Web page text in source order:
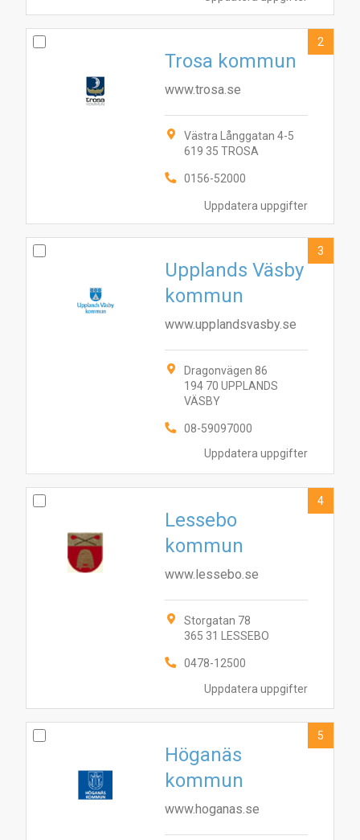
Uppdatera uppgifter
Trosa kommun
www.trosa.se
Västra Långgatan 4-5
619 35 TROSA
0156-52000
2
Uppdatera uppgifter
Upplands Väsby
kommun
www.upplandsvasby.se
Dragonvägen 86
194 70 UPPLANDS
VÄSBY
08-59097000
3
Uppdatera uppgifter
Lessebo
kommun
www.lessebo.se
Storgatan 78
365 31 LESSEBO
0478-12500
4
Höganäs
kommun
www.hoganas.se
5